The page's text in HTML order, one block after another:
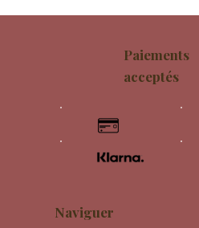
Naviguer
Paiements
acceptés